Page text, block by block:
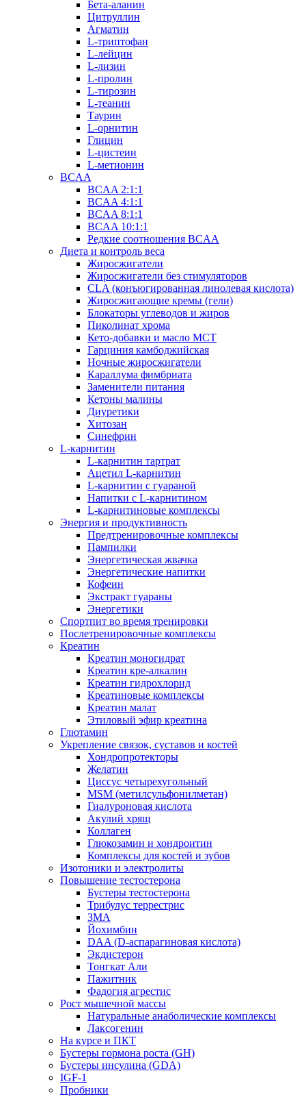
Бета-аланин
Цитруллин
Агматин
L-триптофан
L-лейцин
L-лизин
L-пролин
L-тирозин
L-теанин
Таурин
L-орнитин
Глицин
L-цистеин
L-метионин
BCAA
BCAA 2:1:1
BCAA 4:1:1
BCAA 8:1:1
BCAA 10:1:1
Редкие соотношения BCAA
Диета и контроль веса
Жиросжигатели
Жиросжигатели без стимуляторов
CLA (конъюгированная линолевая кислота)
Жиросжигающие кремы (гели)
Блокаторы углеводов и жиров
Пиколинат хрома
Кето-добавки и масло МСТ
Гарциния камбоджийская
Ночные жиросжигатели
Караллума фимбриата
Заменители питания
Кетоны малины
Диуретики
Хитозан
Синефрин
L-карнитин
L-карнитин тартрат
Ацетил L-карнитин
L-карнитин с гуараной
Напитки c L-карнитином
L-карнитиновые комплексы
Энергия и продуктивность
Предтренировочные комплексы
Пампилки
Энергетическая жвачка
Энергетические напитки
Кофеин
Экстракт гуараны
Энергетики
Спортпит во время тренировки
Послетренировочные комплексы
Креатин
Креатин моногидрат
Креатин кре-алкалин
Креатин гидрохлорид
Креатиновые комплексы
Креатин малат
Этиловый эфир креатина
Глютамин
Укрепление связок, суставов и костей
Хондропротекторы
Желатин
Циссус четырехугольный
MSM (метилсульфонилметан)
Гиалуроновая кислота
Акулий хрящ
Коллаген
Глюкозамин и хондроитин
Комплексы для костей и зубов
Изотоники и электролиты
Повышение тестостерона
Бустеры тестостерона
Трибулус террестрис
ЗМА
Йохимбин
DAA (D-аспарагиновая кислота)
Экдистерон
Тонгкат Али
Пажитник
Фадогия агрестис
Рост мышечной массы
Натуральные анаболические комплексы
Лаксогенин
На курсе и ПКТ
Бустеры гормона роста (GH)
Бустеры инсулина (GDA)
IGF-1
Пробники